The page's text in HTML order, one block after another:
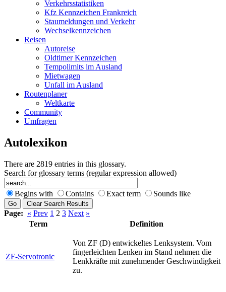
Verkehrsstatistiken
Kfz Kennzeichen Frankreich
Staumeldungen und Verkehr
Wechselkennzeichen
Reisen
Autoreise
Oldtimer Kennzeichen
Tempolimits im Ausland
Mietwagen
Unfall im Ausland
Routenplaner
Weltkarte
Community
Umfragen
Autolexikon
There are 2819 entries in this glossary.
Search for glossary terms (regular expression allowed)
Begins with Contains Exact term Sounds like
Page: « Prev 1 2 3 Next »
Term
Definition
ZF-Servotronic
Von ZF (D) entwickeltes Lenksystem. Vom
fingerleichten Lenken im Stand nehmen die
Lenkkräfte mit zunehmender Geschwindigkeit
zu.